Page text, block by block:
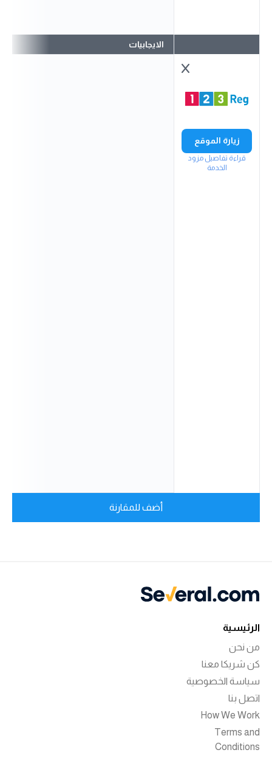
زيارة الموقع
قراءة تفاصيل مزود
الخدمة
الايجابيات
أضف للمقارنة
الرئيسية
من نحن
كن شريكا معنا
سياسة الخصوصية
اتصل بنا
How We Work
Terms and
Conditions